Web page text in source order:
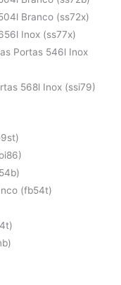
Branco (ss72x)
Inox (ss77x)
Portas 546l Inox
568l Inox (ssi79)
(fb54t)